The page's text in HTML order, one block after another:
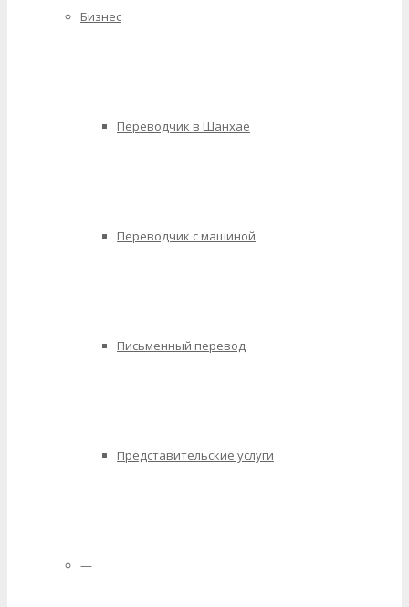
Бизнес
Переводчик в Шанхае
Переводчик с машиной
Письменный перевод
Представительские услуги
—